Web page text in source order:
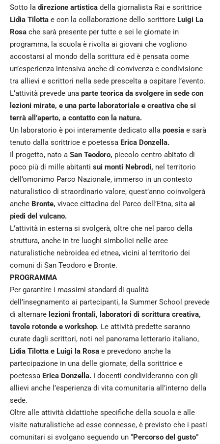
Sotto la direzione artistica della giornalista Rai e scrittrice
Lidia Tilotta e con la collaborazione dello scrittore Luigi La
Rosa che sarà presente per tutte e sei le giornate in
programma, la scuola è rivolta ai giovani che vogliono
accostarsi al mondo della scrittura ed è pensata come
un’esperienza intensiva anche di convivenza e condivisione
tra allievi e scrittori nella sede prescelta a ospitare l’evento.
L’attività prevede una parte teorica da svolgere in sede con
lezioni mirate, e una parte laboratoriale e creativa che si
terrà all’aperto, a contatto con la natura.
Un laboratorio è poi interamente dedicato alla poesia e sarà
tenuto dalla scrittrice e poetessa Erica Donzella.
Il progetto, nato a San Teodoro, piccolo centro abitato di
poco più di mille abitanti sui monti Nebrodi, nel territorio
dell’omonimo Parco Nazionale, immerso in un contesto
naturalistico di straordinario valore, quest’anno coinvolgerà
anche Bronte, vivace cittadina del Parco dell’Etna, sita ai
piedi del vulcano.
L’attività in esterna si svolgerà, oltre che nel parco della
struttura, anche in tre luoghi simbolici nelle aree
naturalistiche nebroidea ed etnea, vicini al territorio dei
comuni di San Teodoro e Bronte.
PROGRAMMA
Per garantire i massimi standard di qualità
dell’insegnamento ai partecipanti, la Summer School prevede
di alternare lezioni frontali, laboratori di scrittura creativa,
tavole rotonde e workshop. Le attività predette saranno
curate dagli scrittori, noti nel panorama letterario italiano,
Lidia Tilotta e Luigi la Rosa e prevedono anche la
partecipazione in una delle giornate, della scrittrice e
poetessa Erica Donzella. I docenti condivideranno con gli
allievi anche l’esperienza di vita comunitaria all’interno della
sede.
Oltre alle attività didattiche specifiche della scuola e alle
visite naturalistiche ad esse connesse, è previsto che i pasti
comunitari si svolgano seguendo un “Percorso del gusto”